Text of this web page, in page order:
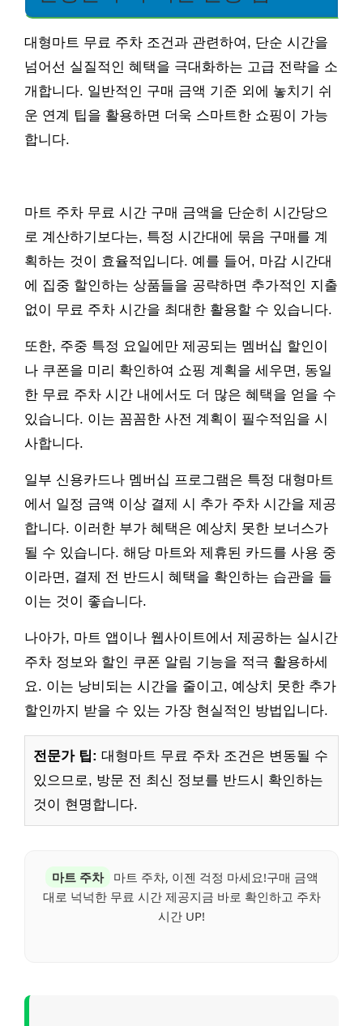
대형마트 무료 주차 조건과 관련하여, 단순 시간을
넘어선 실질적인 혜택을 극대화하는 고급 전략을 소
개합니다. 일반적인 구매 금액 기준 외에 놓치기 쉬
운 연계 팁을 활용하면 더욱 스마트한 쇼핑이 가능
합니다.
마트 주차 무료 시간 구매 금액을 단순히 시간당으
로 계산하기보다는, 특정 시간대에 묶음 구매를 계
획하는 것이 효율적입니다. 예를 들어, 마감 시간대
에 집중 할인하는 상품들을 공략하면 추가적인 지출
없이 무료 주차 시간을 최대한 활용할 수 있습니다.
또한, 주중 특정 요일에만 제공되는 멤버십 할인이
나 쿠폰을 미리 확인하여 쇼핑 계획을 세우면, 동일
한 무료 주차 시간 내에서도 더 많은 혜택을 얻을 수
있습니다. 이는 꼼꼼한 사전 계획이 필수적임을 시
사합니다.
일부 신용카드나 멤버십 프로그램은 특정 대형마트
에서 일정 금액 이상 결제 시 추가 주차 시간을 제공
합니다. 이러한 부가 혜택은 예상치 못한 보너스가
될 수 있습니다. 해당 마트와 제휴된 카드를 사용 중
이라면, 결제 전 반드시 혜택을 확인하는 습관을 들
이는 것이 좋습니다.
나아가, 마트 앱이나 웹사이트에서 제공하는 실시간
주차 정보와 할인 쿠폰 알림 기능을 적극 활용하세
요. 이는 낭비되는 시간을 줄이고, 예상치 못한 추가
할인까지 받을 수 있는 가장 현실적인 방법입니다.
전문가 팁: 대형마트 무료 주차 조건은 변동될 수
있으므로, 방문 전 최신 정보를 반드시 확인하는
것이 현명합니다.
마트 주차
마트 주차, 이젠 걱정 마세요!구매 금액
대로 넉넉한 무료 시간 제공지금 바로 확인하고 주차
시간 UP!